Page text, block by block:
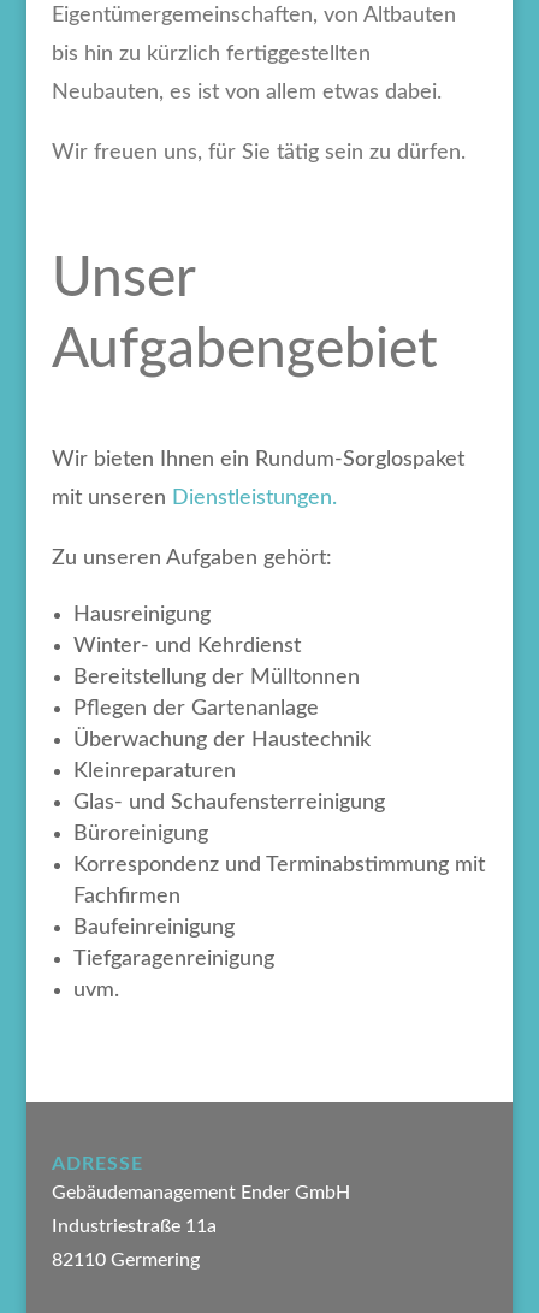
Eigentümergemeinschaften, von Altbauten
bis hin zu kürzlich fertiggestellten
Neubauten, es ist von allem etwas dabei.
Wir freuen uns, für Sie tätig sein zu dürfen.
Unser
Aufgabengebiet
Wir bieten Ihnen ein Rundum-Sorglospaket
mit unseren Dienstleistungen.
Zu unseren Aufgaben gehört:
Hausreinigung
Winter- und Kehrdienst
Bereitstellung der Mülltonnen
Pflegen der Gartenanlage
Überwachung der Haustechnik
Kleinreparaturen
Glas- und Schaufensterreinigung
Büroreinigung
Korrespondenz und Terminabstimmung mit
Fachfirmen
Baufeinreinigung
Tiefgaragenreinigung
uvm.
ADRESSE
Gebäudemanagement Ender GmbH
Industriestraße 11a
82110 Germering